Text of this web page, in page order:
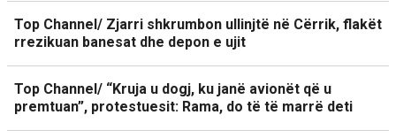
Top Channel/ Zjarri shkrumbon ullinjtë në Cërrik, flakët
rrezikuan banesat dhe depon e ujit
Top Channel/ “Kruja u dogj, ku janë avionët që u
premtuan”, protestuesit: Rama, do të të marrë deti